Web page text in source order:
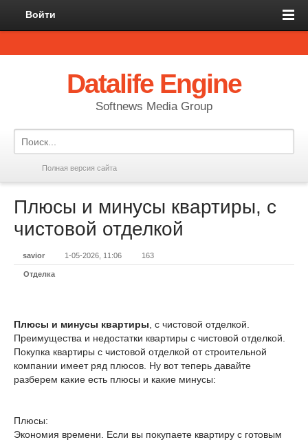
Войти
Datalife Engine
Softnews Media Group
Полная версия сайта
Плюсы и минусы квартиры, с
чистовой отделкой
savior 1-05-2026, 11:06 163
Отделка
Плюсы и минусы квартиры , с чистовой отделкой.
Преимущества и недостатки квартиры с чистовой отделкой.
Покупка квартиры с чистовой отделкой от строительной
компании имеет ряд плюсов. Ну вот теперь давайте
разберем какие есть плюсы и какие минусы:
Плюсы:
Экономия времени. Если вы покупаете квартиру с готовым